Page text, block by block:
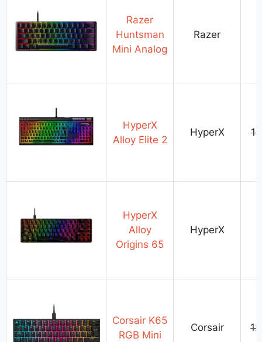
Razer
Huntsman
Mini Analog
Razer
HyperX
Alloy Elite 2
HyperX
HyperX
Alloy
Origins 65
HyperX
Corsair K65
RGB Mini
Corsair